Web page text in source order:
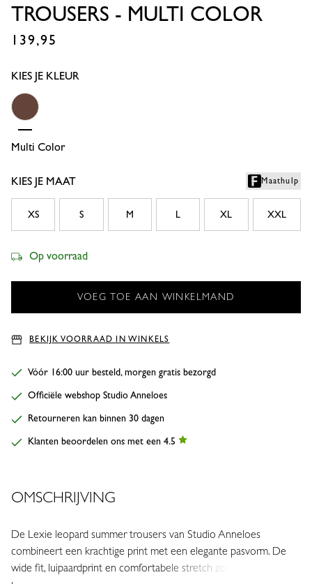
TROUSERS - MULTI COLOR
139,95
KIES JE KLEUR
Multi Color
KIES JE MAAT Maathulp
XS S M L XL XXL
Op voorraad
BEKIJK VOORRAAD IN WINKELS
Vóór 16:00 uur besteld, morgen gratis bezorgd
Officiële webshop Studio Anneloes
Retourneren kan binnen 30 dagen
Klanten beoordelen ons met een 4.5
OMSCHRIJVING
De Lexie leopard summer trousers van Studio Anneloes
combineert een krachtige print met een elegante pasvorm. De
wide fit, luipaardprint en comfortabele stretch zorgen voor een